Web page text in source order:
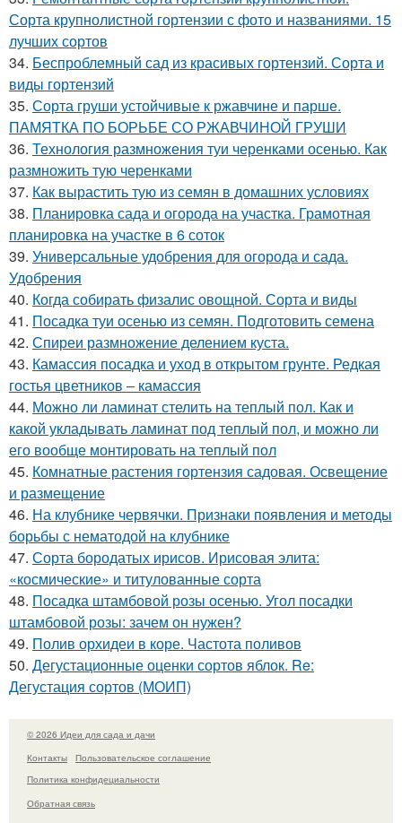
Сорта крупнолистной гортензии с фото и названиями. 15
лучших сортов
34. Беспроблемный сад из красивых гортензий. Сорта и
виды гортензий
35. Сорта груши устойчивые к ржавчине и парше.
ПАМЯТКА ПО БОРЬБЕ СО РЖАВЧИНОЙ ГРУШИ
36. Технология размножения туи черенками осенью. Как
размножить тую черенками
37. Как вырастить тую из семян в домашних условиях
38. Планировка сада и огорода на участка. Грамотная
планировка на участке в 6 соток
39. Универсальные удобрения для огорода и сада.
Удобрения
40. Когда собирать физалис овощной. Сорта и виды
41. Посадка туи осенью из семян. Подготовить семена
42. Спиреи размножение делением куста.
43. Камассия посадка и уход в открытом грунте. Редкая
гостья цветников – камассия
44. Можно ли ламинат стелить на теплый пол. Как и
какой укладывать ламинат под теплый пол, и можно ли
его вообще монтировать на теплый пол
45. Комнатные растения гортензия садовая. Освещение
и размещение
46. На клубнике червячки. Признаки появления и методы
борьбы с нематодой на клубнике
47. Сорта бородатых ирисов. Ирисовая элита:
«космические» и титулованные сорта
48. Посадка штамбовой розы осенью. Угол посадки
штамбовой розы: зачем он нужен?
49. Полив орхидеи в коре. Частота поливов
50. Дегустационные оценки сортов яблок. Re:
Дегустация сортов (МОИП)
© 2026 Идеи для сада и дачи
Контакты
Пользовательское соглашение
Политика конфидециальности
Обратная связь